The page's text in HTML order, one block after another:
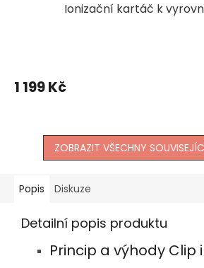
Ionizační kartáč k
1 199 Kč
ZOBRAZIT VŠECHNY
Popis Diskuze
Detailní popis produktu
Princip a výhody Clip